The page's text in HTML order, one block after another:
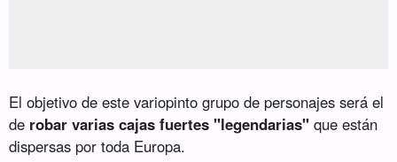
El objetivo de este variopinto grupo de personajes será el
de robar varias cajas fuertes "legendarias" que están
dispersas por toda Europa.